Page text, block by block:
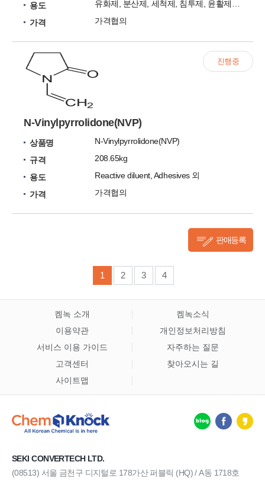
용도
가격
가격협의
N-Vinylpyrrolidone(NVP)
상품명
N-Vinylpyrrolidone(NVP)
규격
208.65kg
용도
Reactive diluent, Adhesives 외
가격
가격협의
진행중
판매등록
1 2 3 4
켐녹 소개
켐녹소식
이용약관
개인정보처리방침
서비스 이용 가이드
자주하는 질문
고객센터
찾아오시는 길
사이트맵
SEKI CONVERTECH LTD.
(08513) 서울 금천구 디지털로 178가산 퍼블릭 (HQ) / A동 1718호